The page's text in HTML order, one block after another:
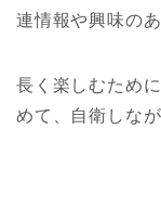
連情報や興味の
長く楽しむため
めて、自衛しな